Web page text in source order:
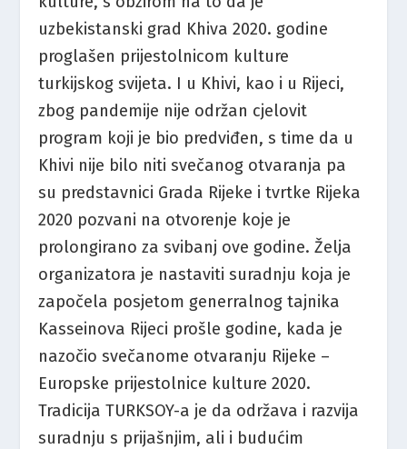
uzbekistanski grad Khiva 2020. godine
proglašen prijestolnicom kulture
turkijskog svijeta. I u Khivi, kao i u Rijeci,
zbog pandemije nije održan cjelovit
program koji je bio predviđen, s time da u
Khivi nije bilo niti svečanog otvaranja pa
su predstavnici Grada Rijeke i tvrtke Rijeka
2020 pozvani na otvorenje koje je
prolongirano za svibanj ove godine. Želja
organizatora je nastaviti suradnju koja je
započela posjetom generralnog tajnika
Kasseinova Rijeci prošle godine, kada je
nazočio svečanome otvaranju Rijeke –
Europske prijestolnice kulture 2020.
Tradicija TURKSOY-a je da održava i razvija
suradnju s prijašnjim, ali i budućim